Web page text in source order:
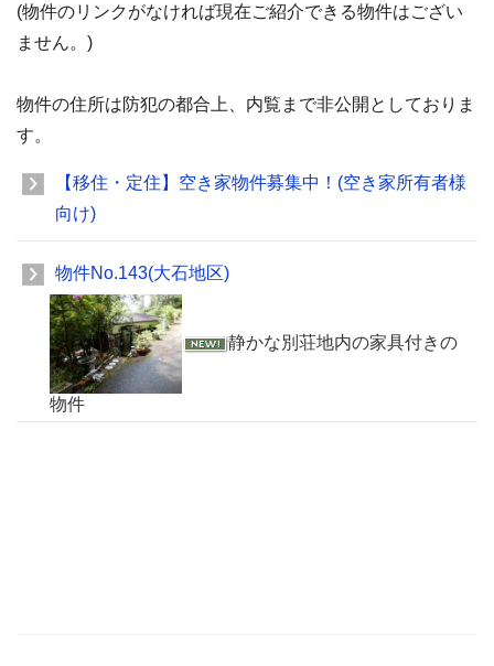
(物件のリンクがなければ現在ご紹介できる物件はござい
ません。)
物件の住所は防犯の都合上、内覧まで非公開としておりま
す。
【移住・定住】空き家物件募集中！(空き家所有者様
向け)
物件No.143(大石地区)
静かな別荘地内の家具付きの
物件